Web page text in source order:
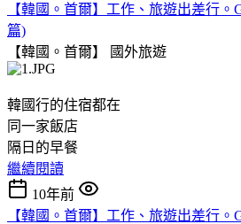
【韓國。首爾】工作、旅遊出差行。
篇)
【韓國。首爾】
國外旅遊
韓國行的住宿都在
同一家飯店
隔日的早餐
繼續閱讀
10年前
【韓國。首爾】工作、旅遊出差行。